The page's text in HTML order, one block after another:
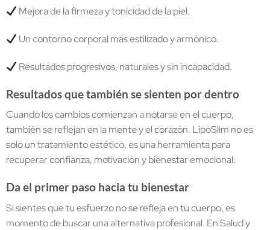
Mejora de la firmeza y tonicidad de la piel.
Un contorno corporal más estilizado y armónico.
Resultados progresivos, naturales y sin incapacidad.
Resultados que también se sienten por dentro
Cuando los cambios comienzan a notarse en el cuerpo,
también se reflejan en la mente y el corazón. LipoSlim no es
solo un tratamiento estético, es una herramienta para
recuperar confianza, motivación y bienestar emocional.
Da el primer paso hacia tu bienestar
Si sientes que tu esfuerzo no se refleja en tu cuerpo, es
momento de buscar una alternativa profesional. En Salud y